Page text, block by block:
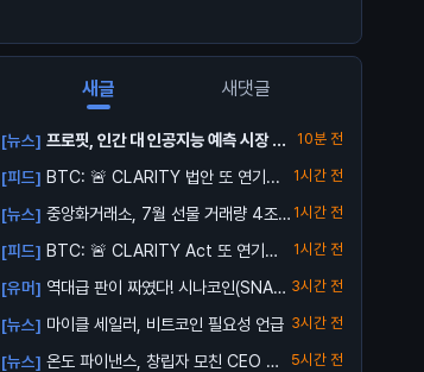
새글 새댓글
[뉴스] 프로핏, 인간 대 인공지능 예측 시장 출
10분 전
[피드] BTC: 🚨 CLARITY 법안 또 연기... 1시간 전
[뉴스] 중앙화거래소, 7월 선물 거래량 4조
1시간 전
[피드] BTC: 🚨 CLARITY Act 또 연기… 1시간 전
[유머] 역대급 판이 짜였다! 시나코인(SNA)
업비트...
3시간 전
[뉴스] 마이클 세일러, 비트코인 필요성 언급 3시간 전
[뉴스] 온도 파이낸스, 창립자 모친 CEO 해
5시간 전